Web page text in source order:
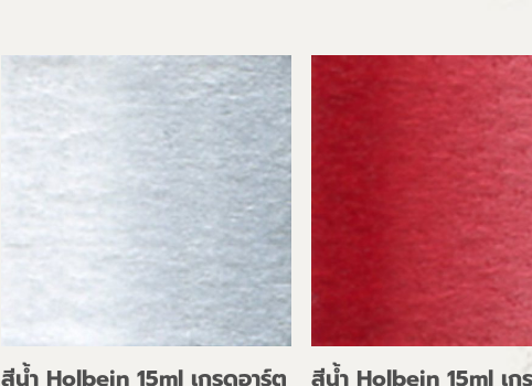
สีน้ำ Holbein 15ml เกรดอาร์ต
สีน้ำ Holbein 15ml เก